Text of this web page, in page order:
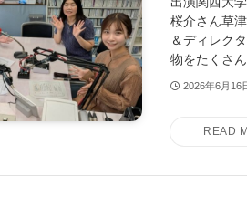
桜介さん草
＆ディレク
物をたくさ
2026年6月16